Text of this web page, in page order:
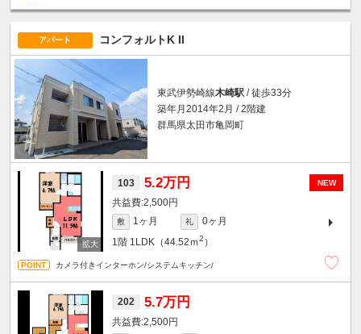
アパート コンフォルトK II
東武伊勢崎線木崎駅 / 徒歩33分
築年月2014年2月 / 2階建
群馬県太田市亀岡町
NEW
103 5.2万円
2,500円
敷 1ヶ月 礼
0ヶ月
1階 1LDK（44.52ｍ2 ）
カメラ付きインターホン/システムキッチン/
202 5.7万円
2,500円